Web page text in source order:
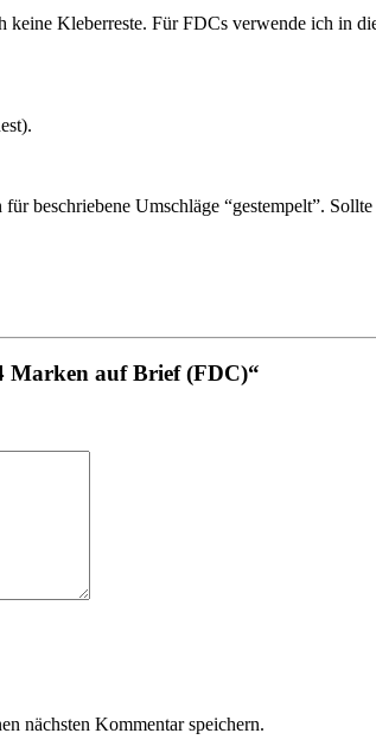
Kleberreste. Für FDCs verwende ich in
beschriebene Umschläge “gestempelt”.
Marken auf Brief (FDC)“
nächsten Kommentar speichern.